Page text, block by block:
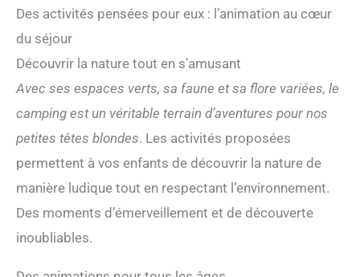
salons, des cuisines et d'autres zones fonctionnelles,
adapté pour les environnements résidentiels, bureaux
et maisons d'hôtes. Les matériaux de haute qualité
plaques d'acier de qualité supérieure et des panneaux
ESP de 75 mm, et en utilisant des techniques de
soudage professionnelles, la structure est robuste et
résistante au vent et aux tremblements de terre. Un
design d'étanchéité double couche empêche
efficacement l'humidité et la pluie, offrant une
tranquillité d'esprit aux résidents. L'intérieur
immédiat. Cuisine moderne pré-installée (y compris
armoires et comptoirs), salle de bain (y compris
toilettes et douche) et meubles de salon/chambre à
coucher. Le design intérieur est simple et pratique,
Des activités pensées pour eux : l’animation au cœur
du séjour
Découvrir la nature tout en s’amusant
Avec ses espaces verts, sa faune et sa flore variées, le
camping est un véritable terrain d’aventures pour nos
petites têtes blondes. Les activités proposées
permettent à vos enfants de découvrir la nature de
manière ludique tout en respectant l’environnement.
Des moments d’émerveillement et de découverte
inoubliables.